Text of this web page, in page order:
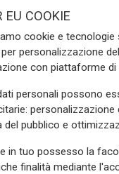
un atto di fiducia
spiegato
lo spirito di Basko
e territorio
EU COOKIE
cookie e tecnologie
personalizzazione
con piattaforme di
personali possono
del pubblico e
in tuo possesso la
finalità mediante